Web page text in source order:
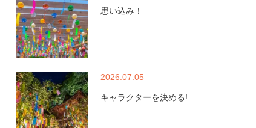
思い込み！
2026.07.05
キャラクターを決める!